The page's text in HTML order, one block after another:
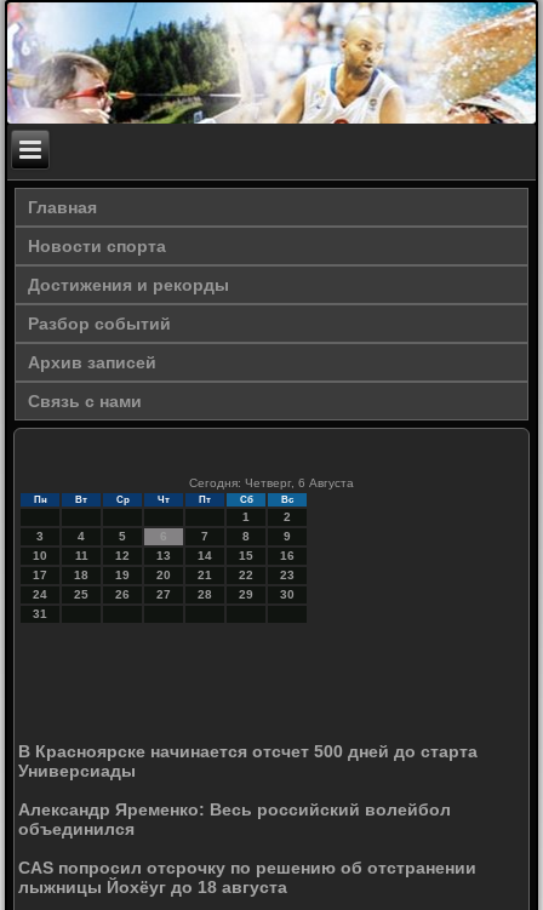
Главная
Новости спорта
Достижения и рекорды
Разбор событий
Архив записей
Связь с нами
Сегодня: Четверг, 6 Августа
Пн Вт Ср Чт Пт Сб Вс
1
2
3
4 5 6 7 8
9
10
11 12 13 14 15
16
17
18 19 20 21 22
23
24
25 26 27 28 29
30
31
В Красноярске начинается отсчет 500 дней до старта
Универсиады
Александр Яременко: Весь российский волейбол
объединился
CAS попросил отсрочку по решению об отстранении
лыжницы Йохёуг до 18 августа